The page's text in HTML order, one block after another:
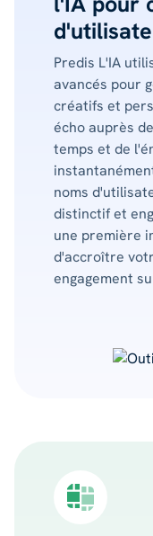
Predis L'IA
avancés pour
créatifs et
écho auprès
temps et de
noms
distinctif et
une première
d'accroître
engagement